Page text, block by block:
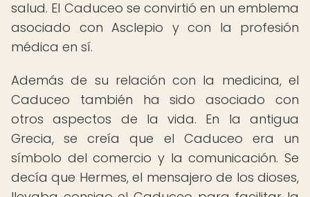
salud. El Caduceo se convirtió en un emblema
asociado con Asclepio y con la profesión
médica en sí.
Además de su relación con la medicina, el
Caduceo también ha sido asociado con
otros aspectos de la vida. En la antigua
Grecia, se creía que el Caduceo era un
símbolo del comercio y la comunicación. Se
decía que Hermes, el mensajero de los dioses,